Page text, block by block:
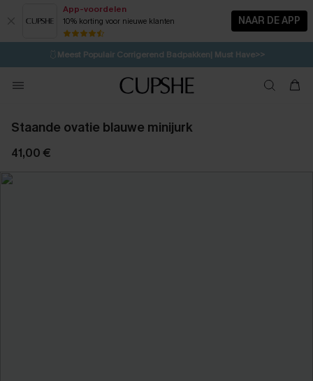
App-voordelen
10% korting voor nieuwe klanten NAAR DE APP
⚡️LAATSTE KANS | Tot 50% korting>>
🩱Meest Populair Corrigerend Badpakken| Must Have>>
💌Abonneer je & ontvang tot 15% korting>>
Koop 3, krijg 15% korting | CODE: SW15
Staande ovatie blauwe minijurk
41,00 €